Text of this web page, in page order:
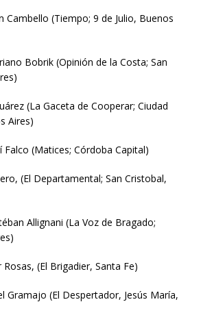
Cambello (Tiempo; 9 de Julio, Buenos
Bobrik (Opinión de la Costa; San
(La Gaceta de Cooperar; Ciudad
Aires)
(Matices; Córdoba Capital)
(El Departamental; San Cristobal,
Allignani (La Voz de Bragado;
(El Brigadier, Santa Fe)
Gramajo (El Despertador, Jesús María,